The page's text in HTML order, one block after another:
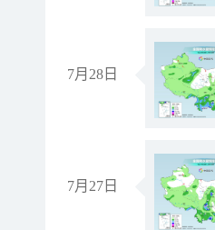
7月28日
7月27日